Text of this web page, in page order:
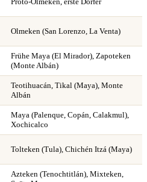
Olmeken (San Lorenzo, La Venta)
Frühe Maya (El Mirador), Zapoteken
(Monte Albán)
Teotihuacán, Tikal (Maya), Monte
Albán
Maya (Palenque, Copán, Calakmul),
Xochicalco
Tolteken (Tula), Chichén Itzá (Maya)
Azteken (Tenochtitlán), Mixteken,